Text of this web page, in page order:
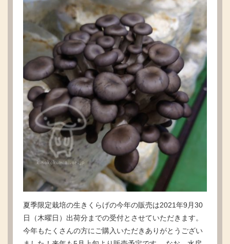
夏季限定栽培の生きくらげの今年の販売は2021年9月30
日（木曜日）出荷分までの受付とさせていただきます。
今年もたくさんの方にご購入いただきありがとうござい